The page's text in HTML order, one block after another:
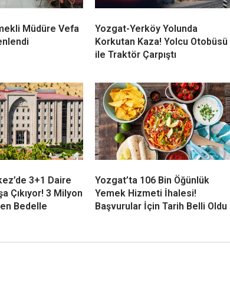
Müdüre Vefa
Yozgat-Yerköy Yolunda
Korkutan Kaza! Yolcu Otobüsü
ile Traktör Çarpıştı
3+1 Daire
Çıkıyor! 3 Milyon
Bedelle
Yozgat’ta 106 Bin Öğünlük
Yemek Hizmeti İhalesi!
Başvurular İçin Tarih Belli Oldu